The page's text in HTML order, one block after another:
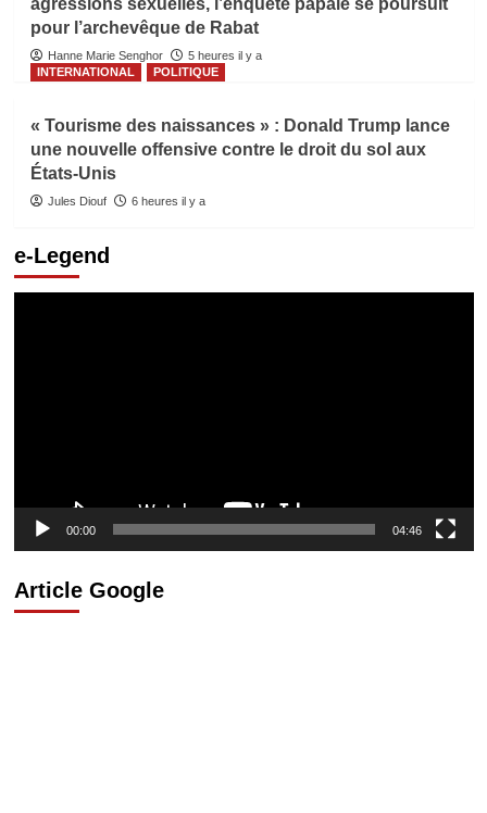
agressions sexuelles, l’enquête papale se poursuit
pour l’archevêque de Rabat
Hanne Marie Senghor
5 heures il y a
INTERNATIONAL
POLITIQUE
« Tourisme des naissances » : Donald Trump lance
une nouvelle offensive contre le droit du sol aux
États-Unis
Jules Diouf 6 heures il y a
e-Legend
00:00 04:46
Article Google